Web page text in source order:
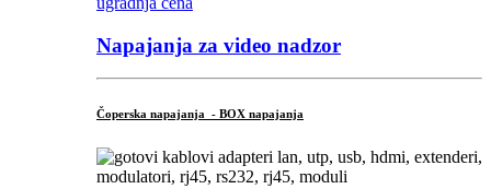
Napajanja za video nadzor
Čoperska napajanja - BOX napajanja